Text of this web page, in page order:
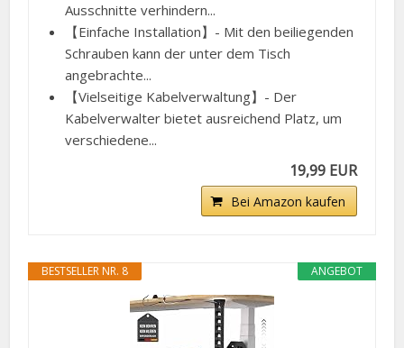
Ausschnitte verhindern...
【Einfache Installation】- Mit den beiliegenden
Schrauben kann der unter dem Tisch
angebrachte...
【Vielseitige Kabelverwaltung】- Der
Kabelverwalter bietet ausreichend Platz, um
verschiedene...
19,99 EUR
Bei Amazon kaufen
ANGEBOT
BESTSELLER NR. 8